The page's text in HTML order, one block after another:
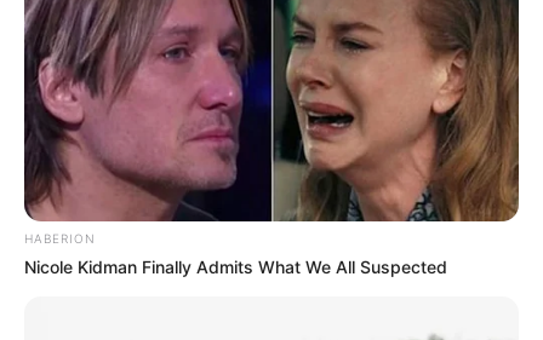
(foto: shelterness)
HABERION
Nicole Kidman Finally Admits What We All Suspected